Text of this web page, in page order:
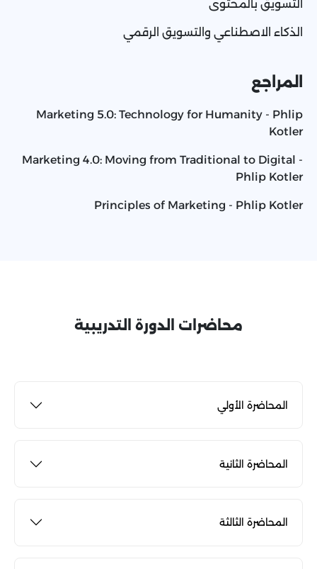
التسويق بالمحتوى
الذكاء الاصطناعي والتسويق الرقمي
المراجع
Marketing 5.0: Technology for Humanity - Phlip
Kotler
Marketing 4.0: Moving from Traditional to Digital -
Phlip Kotler
Principles of Marketing - Phlip Kotler
محاضرات الدورة التدريبية
المحاضرة الأولي
المحاضرة الثانية
المحاضرة الثالثة